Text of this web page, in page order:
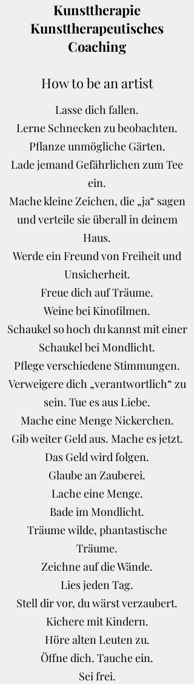
Kunsttherapie
Kunsttherapeutisches
Coaching
How to be an artist
Lasse dich fallen.
Lerne Schnecken zu beobachten.
Pflanze unmögliche Gärten.
Lade jemand Gefährlichen zum Tee
ein.
Mache kleine Zeichen, die „ja“ sagen
und verteile sie überall in deinem
Haus.
Werde ein Freund von Freiheit und
Unsicherheit.
Freue dich auf Träume.
Weine bei Kinofilmen.
Schaukel so hoch du kannst mit einer
Schaukel bei Mondlicht.
Pflege verschiedene Stimmungen.
Verweigere dich „verantwortlich“ zu
sein. Tue es aus Liebe.
Mache eine Menge Nickerchen.
Gib weiter Geld aus. Mache es jetzt.
Das Geld wird folgen.
Glaube an Zauberei.
Lache eine Menge.
Bade im Mondlicht.
Träume wilde, phantastische
Träume.
Zeichne auf die Wände.
Lies jeden Tag.
Stell dir vor, du wärst verzaubert.
Kichere mit Kindern.
Höre alten Leuten zu.
Öffne dich. Tauche ein.
Sei frei.